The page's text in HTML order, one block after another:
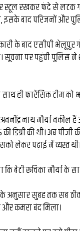
स्टूल रखकर फंदे से लटक
इसके बाद परिजनों और
के बाद एसीपी
सूचना पर पहुंची पुलिस
ही फारेंसिक टीम को
नाथ मौर्या वकील
की डिग्री की थी। अब
लेकर पढ़ाई में व्यस्त थी।
कि बेटी रूचिका मौर्या के
के अनुसार सुबह तक सब
कमरा बंद मिला।
से दो घंटे
छोड़ी ₹26
उप्पल
व्लॉगर...